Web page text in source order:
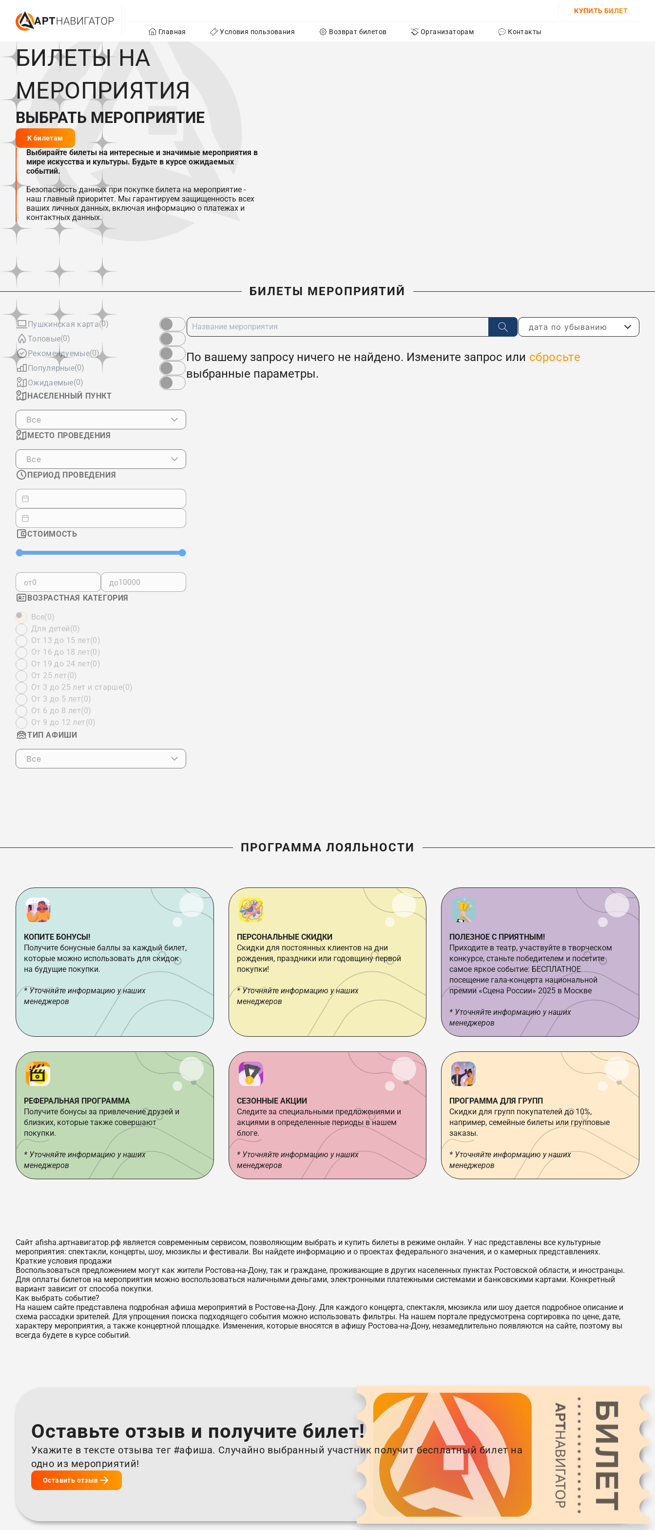
КУПИТЬ БИЛЕТ
Главная Условия пользования Возврат билетов Организаторам Контакты
БИЛЕТЫ НА
МЕРОПРИЯТИЯ
ВЫБРАТЬ МЕРОПРИЯТИЕ
К билетам
Выбирайте билеты на интересные и значимые мероприятия в
мире искусства и культуры. Будьте в курсе ожидаемых
событий.
Безопасность данных при покупке билета на мероприятие -
наш главный приоритет. Мы гарантируем защищенность всех
ваших личных данных, включая информацию о платежах и
контактных данных.
БИЛЕТЫ МЕРОПРИЯТИЙ
Пушкинская карта(0)
Топовые(0)
Рекомендуемые(0)
Популярные(0)
Ожидаемые(0)
НАСЕЛЕННЫЙ ПУНКТ
Все
МЕСТО ПРОВЕДЕНИЯ
Все
ПЕРИОД ПРОВЕДЕНИЯ
СТОИМОСТЬ
от
до
ВОЗРАСТНАЯ КАТЕГОРИЯ
Все(0)
Для детей(0)
От 13 до 15 лет(0)
От 16 до 18 лет(0)
От 19 до 24 лет(0)
От 25 лет(0)
От 3 до 25 лет и старше(0)
От 3 до 5 лет(0)
От 6 до 8 лет(0)
От 9 до 12 лет(0)
ТИП АФИШИ
Все
дата по убыванию
По вашему запросу ничего не найдено. Измените запрос или сбросьте
выбранные параметры.
ПРОГРАММА ЛОЯЛЬНОСТИ
КОПИТЕ БОНУСЫ!
Получите бонусные баллы за каждый билет,
которые можно использовать для скидок
на будущие покупки.
* Уточняйте информацию у наших
менеджеров
ПЕРСОНАЛЬНЫЕ СКИДКИ
Скидки для постоянных клиентов на дни
рождения, праздники или годовщину первой
покупки!
* Уточняйте информацию у наших
менеджеров
ПОЛЕЗНОЕ С ПРИЯТНЫМ!
Приходите в театр, участвуйте в творческом
конкурсе, станьте победителем и посетите
самое яркое событие: БЕСПЛАТНОЕ
посещение гала-концерта национальной
премии «Сцена России» 2025 в Москве
* Уточняйте информацию у наших
менеджеров
РЕФЕРАЛЬНАЯ ПРОГРАММА
Получите бонусы за привлечение друзей и
близких, которые также совершают
покупки.
* Уточняйте информацию у наших
менеджеров
СЕЗОННЫЕ АКЦИИ
Следите за специальными предложениями и
акциями в определенные периоды в нашем
блоге.
* Уточняйте информацию у наших
менеджеров
ПРОГРАММА ДЛЯ ГРУПП
Скидки для групп покупателей до 10%,
например, семейные билеты или групповые
заказы.
* Уточняйте информацию у наших
менеджеров
Сайт afisha.артнавигатор.рф является современным сервисом, позволяющим выбрать и купить билеты в режиме онлайн. У нас представлены все культурные
мероприятия: спектакли, концерты, шоу, мюзиклы и фестивали. Вы найдете информацию и о проектах федерального значения, и о камерных представлениях.
Краткие условия продажи
Воспользоваться предложением могут как жители Ростова-на-Дону, так и граждане, проживающие в других населенных пунктах Ростовской области, и иностранцы.
Для оплаты билетов на мероприятия можно воспользоваться наличными деньгами, электронными платежными системами и банковскими картами. Конкретный
вариант зависит от способа покупки.
Как выбрать событие?
На нашем сайте представлена подробная афиша мероприятий в Ростове-на-Дону. Для каждого концерта, спектакля, мюзикла или шоу дается подробное описание и
схема рассадки зрителей. Для упрощения поиска подходящего события можно использовать фильтры. На нашем портале предусмотрена сортировка по цене, дате,
характеру мероприятия, а также концертной площадке. Изменения, которые вносятся в афишу Ростова-на-Дону, незамедлительно появляются на сайте, поэтому вы
всегда будете в курсе событий.
Оставьте отзыв и получите билет!
Укажите в тексте отзыва тег #афиша. Случайно выбранный участник получит бесплатный билет на
одно из мероприятий!
Оставить отзыв